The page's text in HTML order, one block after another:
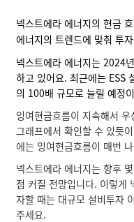
넥스트에라 에너지의 현금
에너지의 트렌드에 맞춰 투
넥스트에라 에너지는 2024
하고 있어요. 최근에는 ESS
의 100배 규모로 늘릴 예정
잉여현금흐름이 지속해서
그래프에서 확인할 수 있듯
에는 잉여현금흐름이 매번
넥스트에라 에너지는 향후
점 커질 전망입니다. 이렇게
자할 때는 대규모 설비투자
주세요.